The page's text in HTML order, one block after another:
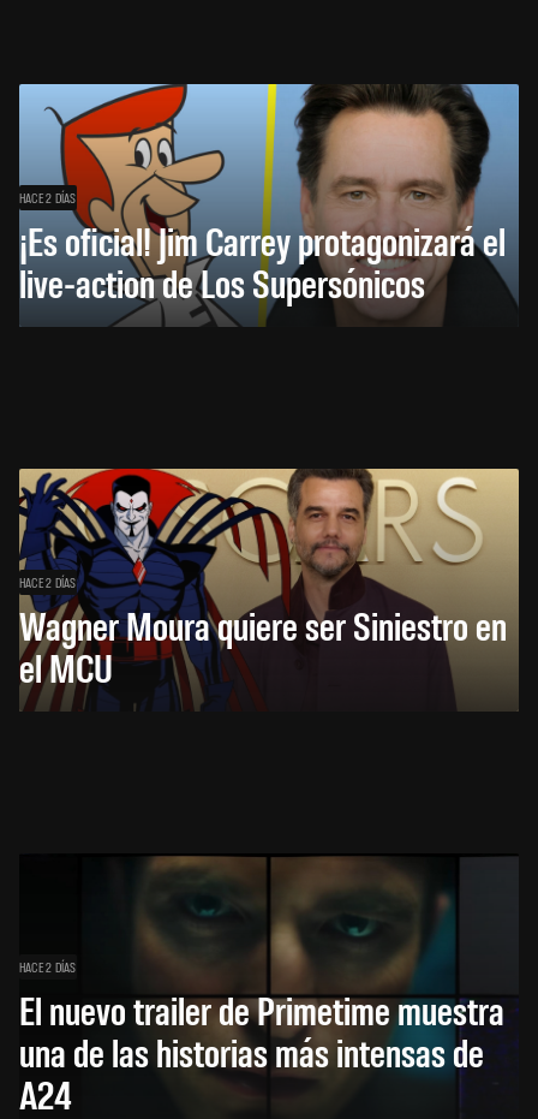
HACE 2 DÍAS
¡Es oficial! Jim Carrey protagonizará el
live-action de Los Supersónicos
HACE 2 DÍAS
Wagner Moura quiere ser Siniestro en
el MCU
HACE 2 DÍAS
El nuevo trailer de Primetime muestra
una de las historias más intensas de
A24